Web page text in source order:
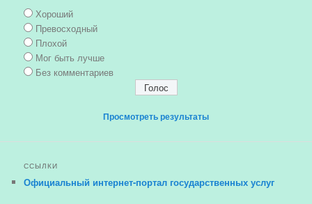
Хороший
Превосходный
Плохой
Мог быть лучше
Без комментариев
Просмотреть результаты
ССЫЛКИ
Официальный интернет-портал государственных услуг